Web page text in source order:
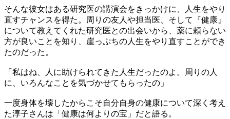
そんな彼女はある研究医の講演会をきっかけに、人生をやり
直すチャンスを得た。周りの友人や担当医、そして『健康』
について教えてくれた研究医との出会いから、薬に頼らない
方が良いことを知り、崖っぷちの人生をやり直すことができ
たのだった。
「私はね、人に助けられてきた人生だったのよ。周りの人
に、いろんなことを気づかせてもらったの」
一度身体を壊したからこそ自分自身の健康について深く考え
た淳子さんは「健康は何よりの宝」だと語る。